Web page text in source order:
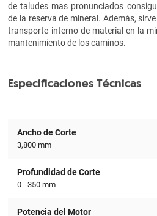
de taludes mas pronunciados
de la reserva de mineral. Además,
transporte interno de material en la
mantenimiento de los caminos.
Especificaciones Técnicas
Ancho de Corte
3,800 mm
Profundidad de Corte
0 - 350 mm
Potencia del Motor